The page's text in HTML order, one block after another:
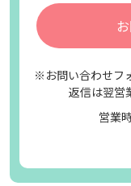
※お問い合わせフ
返信は翌営
営業